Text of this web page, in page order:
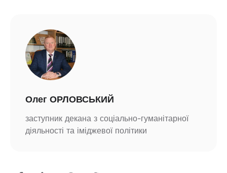
Олег ОРЛОВСЬКИЙ
заступник декана з соціально-гуманітарної
діяльності та іміджевої політики